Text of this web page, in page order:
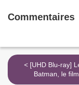
Commentaires
< [UHD Blu-ray] Lego
Batman, le film